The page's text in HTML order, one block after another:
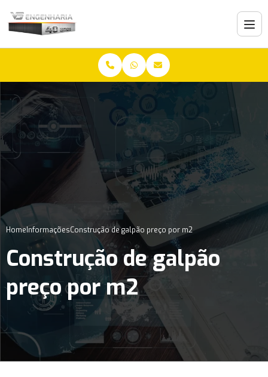
HomeInformaçõesConstrução de galpão preço por m2
Construção de galpão
preço por m2